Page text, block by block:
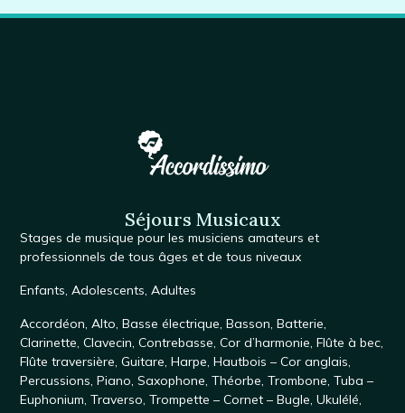
Séjours Musicaux
Stages de musique pour les musiciens amateurs et
professionnels de tous âges et de tous niveaux
Enfants,Adolescents,Adultes
Accordéon,Alto,Basse électrique,Basson,Batterie,
Clarinette,Clavecin,Contrebasse,Cor d’harmonie,Flûte à bec,
Flûte traversière,Guitare,Harpe,Hautbois – Cor anglais,
Percussions,Piano,Saxophone, Théorbe,Trombone,Tuba –
Euphonium,Traverso,Trompette – Cornet – Bugle,Ukulélé,